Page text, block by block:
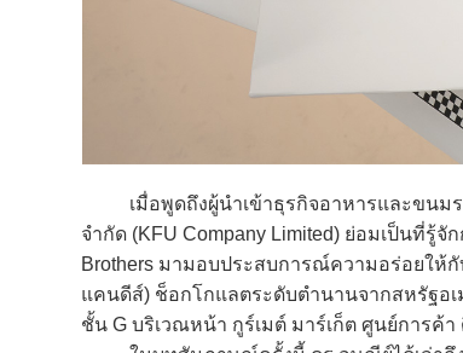
เมื่อพูดถึงผู้นำเข้าธุรกิจอาหารและขนมร
จำกัด (KFU Company Limited) ย่อมเป็นที่รู้
Brothers มามอบประสบการณ์ความอร่อยให้
แคนดีส์) ช็อกโกแลตระดับตำนานจากสหรัฐอ
ชั้น G บริเวณหน้า กูร์เมต์ มาร์เก็ต ศูนย์การค้า